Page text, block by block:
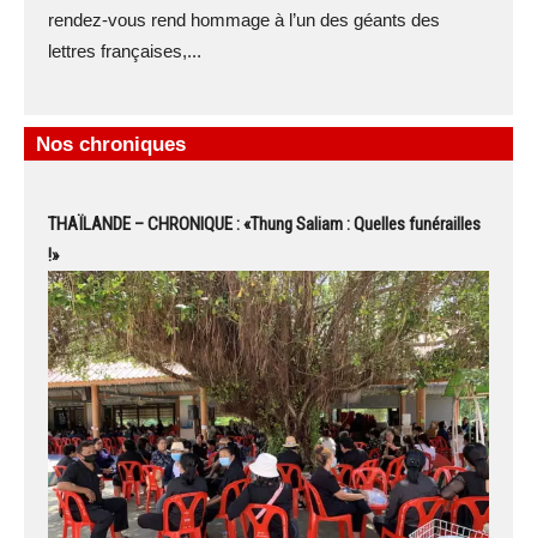
rendez-vous rend hommage à l’un des géants des
lettres françaises,...
Nos chroniques
THAÏLANDE – CHRONIQUE : «Thung Saliam : Quelles funérailles
!»